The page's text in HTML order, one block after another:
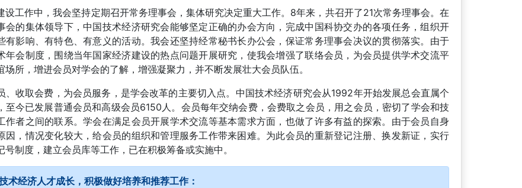
设工作中，我会坚持定期召开常务理事会，集体研究决定重大工作。8年来，共召开了21次常务理事会。在
会的集体领导下，中国技术经济研究会能够坚定正确的办会方向，完成中国科协交办的各项任务，组织开
有影响、有特色、有意义的活动。我会还坚持经常秘书长办公会，保证常务理事会决议的贯彻落实。由于
年会制度，围绕当年国家经济建设的热点问题开展研究，使我会增强了联络会员，为会员提供学术交流平
场所，增进会员对学会的了解，增强凝聚力，并不断发展壮大会员队伍。
、收取会费，为会员服务，是学会改革的主要切入点。中国技术经济研究会从1992年开始发展总会直属个
至今已发展普通会员和高级会员6150人。会员每年交纳会费，会费取之会员，用之会员，密切了学会和技
作者之间的联系。学会在满足会员开展学术交流等基本需求方面，也做了许多有益的探索。由于会员自身
因，情况变化较大，给会员的组织和管理服务工作带来困难。为此会员的重新登记注册、换发新证，实行
号制度，建立会员库等工作，已在积极筹备或实施中。
术经济人才成长，积极做好培养和推荐工作：